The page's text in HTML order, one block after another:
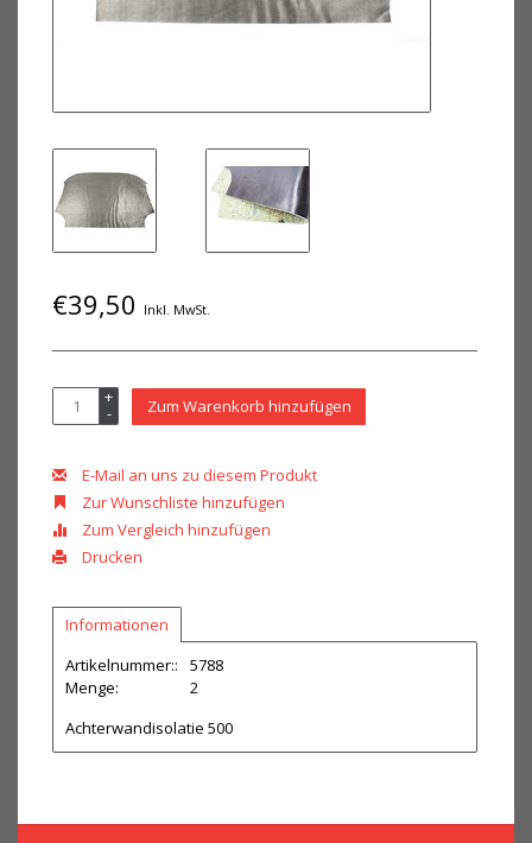
€39,50 Inkl. MwSt.
+
- Zum Warenkorb hinzufügen
E-Mail an uns zu diesem Produkt
Zur Wunschliste hinzufügen
Zum Vergleich hinzufügen
Drucken
Informationen
Artikelnummer::
5788
Menge:
2
Achterwandisolatie 500